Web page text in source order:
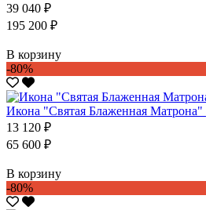
39 040 ₽
195 200 ₽
В корзину
-80%
Икона "Святая Блаженная Матрона"
13 120 ₽
65 600 ₽
В корзину
-80%